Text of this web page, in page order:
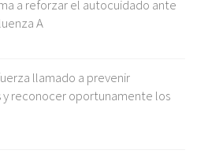
a reforzar el autocuidado ante
A
llamado a prevenir
reconocer oportunamente los